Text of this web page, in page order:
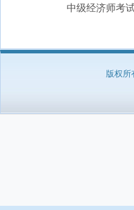
中级经济师考
版权